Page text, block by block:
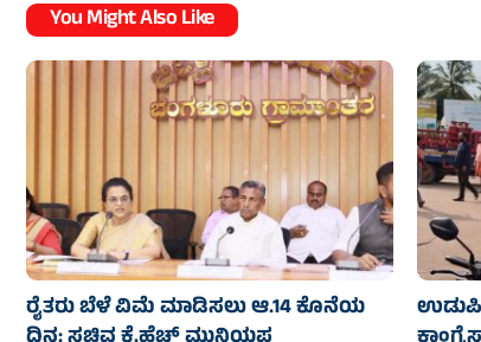
You Might Also Like
ರೈತರು ಬೆಳೆ ವಿಮೆ ಮಾಡಿಸಲು ಆ.14 ಕೊನೆಯ